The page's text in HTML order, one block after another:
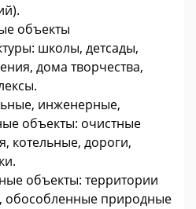
объекты
школы, детсады,
дома творчества,
инженерные,
объекты: очистные
котельные, дороги,
объекты: территории
обособленные природные